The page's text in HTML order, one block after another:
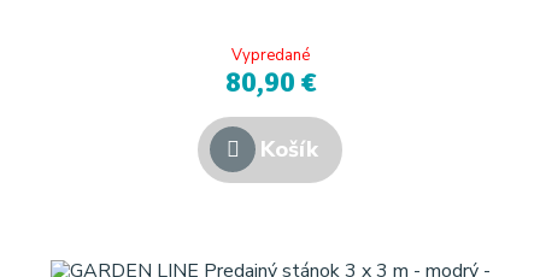
Vypredané
80,90 €
Košík